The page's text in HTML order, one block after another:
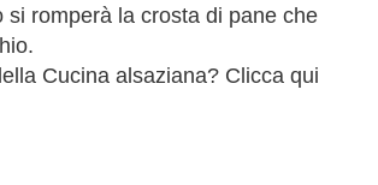
si romperà la crosta di pane che
Cucina alsaziana? Clicca qui